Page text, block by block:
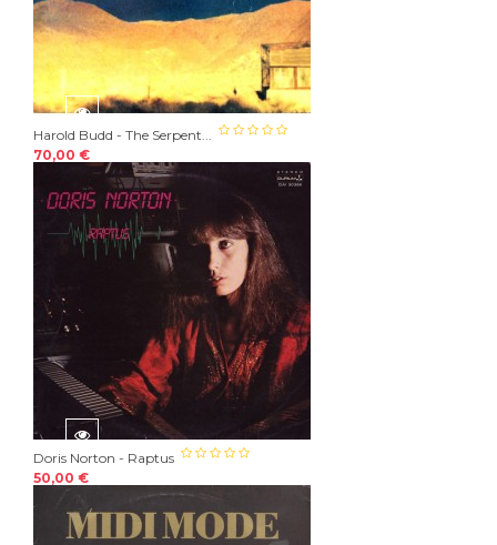
Harold Budd - The Serpent...
70,00 €
Doris Norton - Raptus
50,00 €